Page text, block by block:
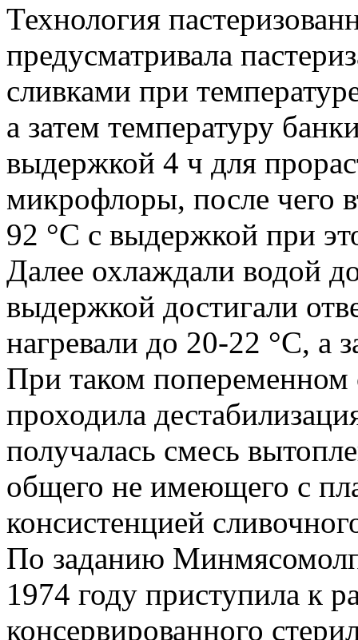
Технология
предусматривала
сливками при
а затем температуру
выдержкой 4 ч для
микрофлоры, после чего
92 °C с выдержкой при
Далее охлаждали водой
выдержкой достигали
нагревали до 20-22 °С, а
При таком попеременном
проходила
получалась смесь
общего не имеющего с
консистенцией
По заданию
1974 году приступила к
консервированного